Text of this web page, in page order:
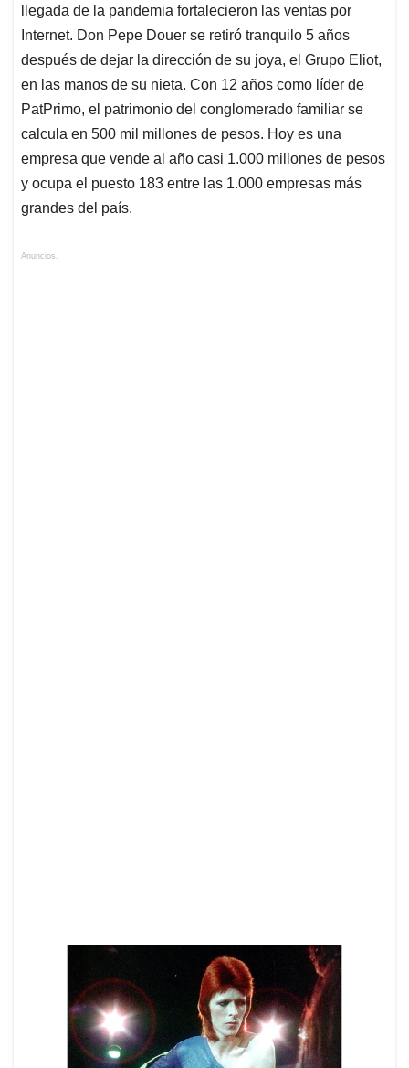
llegada de la pandemia fortalecieron las ventas por
Internet. Don Pepe Douer se retiró tranquilo 5 años
después de dejar la dirección de su joya, el Grupo Eliot,
en las manos de su nieta. Con 12 años como líder de
PatPrimo, el patrimonio del conglomerado familiar se
calcula en 500 mil millones de pesos. Hoy es una
empresa que vende al año casi 1.000 millones de pesos
y ocupa el puesto 183 entre las 1.000 empresas más
grandes del país.
Anuncios.